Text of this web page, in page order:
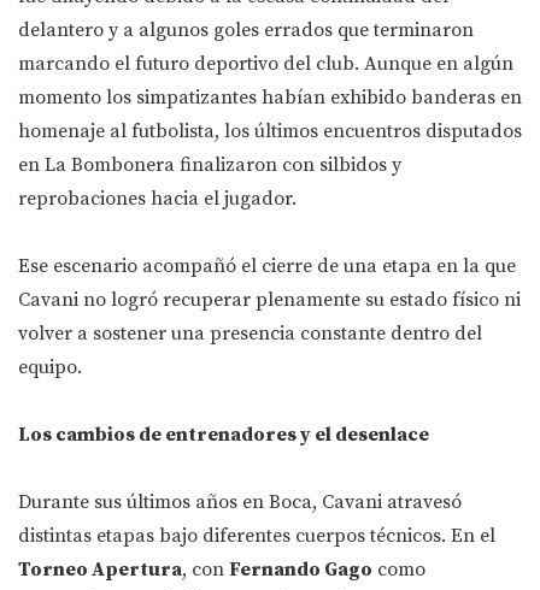
delantero y a algunos goles errados que terminaron
marcando el futuro deportivo del club. Aunque en algún
momento los simpatizantes habían exhibido banderas en
homenaje al futbolista, los últimos encuentros disputados
en La Bombonera finalizaron con silbidos y
reprobaciones hacia el jugador.
Ese escenario acompañó el cierre de una etapa en la que
Cavani no logró recuperar plenamente su estado físico ni
volver a sostener una presencia constante dentro del
equipo.
Los cambios de entrenadores y el desenlace
Durante sus últimos años en Boca, Cavani atravesó
distintas etapas bajo diferentes cuerpos técnicos. En el
Torneo Apertura, con Fernando Gago como